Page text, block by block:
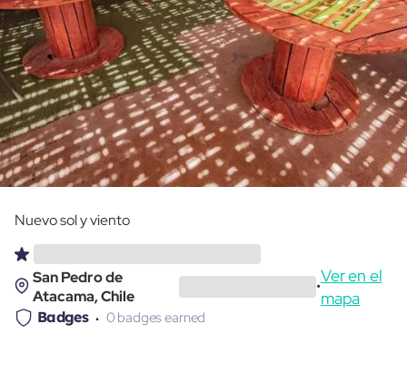
Nuevo sol y viento
San Pedro de
Atacama, Chile
•
Ver en el
mapa
Badges 0 badges earned